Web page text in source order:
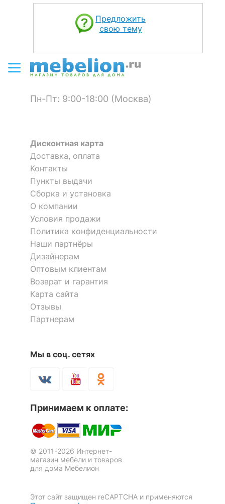
Предложить
свою тему
Пн-Пт: 9:00-18:00 (Москва)
Дисконтная карта
Доставка, оплата
Контакты
Пункты выдачи
Сборка и установка
О компании
Условия продажи
Политика конфиденциальности
Наши партнёры
Дизайнерам
Оптовым клиентам
Возврат и гарантия
Карта сайта
Отзывы
Партнерам
Мы в соц. сетях
Принимаем к оплате:
© 2011-2026 Интернет-
магазин мебели и товаров
для дома Мебелион
Этот сайт защищен reCAPTCHA и применяются